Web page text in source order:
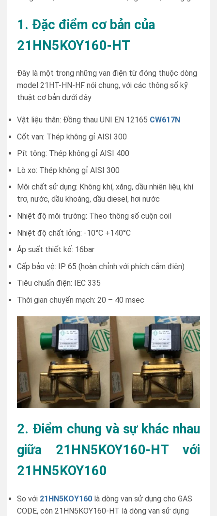
1. Đặc điểm cơ bản của
21HN5KOY160-HT
Đây là một trong những van điện từ đóng thuộc dòng
model 21HT-HN-HF nói chung, với các thông số kỹ
thuật cơ bản dưới đây
Vật liệu thân: Đồng thau UNI EN 12165 CW617N
Cốt van: Thép không gỉ AISI 300
Pít tông: Thép không gỉ AISI 400
Lò xo: ​​Thép không gỉ AISI 300
Môi chất sử dụng: Không khí, xăng, dầu nhiên liệu, khí
trơ, nước, dầu khoáng, dầu diesel, hơi nước
Nhiệt độ môi trường: Theo thông số cuộn coil
Nhiệt độ chất lỏng: -10°C +140°C
Áp suất thiết kế: 16bar
Cấp bảo vệ: IP 65 (hoàn chỉnh với phích cắm điện)
Tiêu chuẩn điện: IEC 335
Thời gian chuyển mạch: 20 – 40 msec
2. Điểm chung và sự khác nhau
giữa 21HN5KOY160-HT với
21HN5KOY160
So với 21HN5KOY160 là dòng van sử dụng cho GAS
CODE, còn 21HN5KOY160-HT là dòng van sử dụng